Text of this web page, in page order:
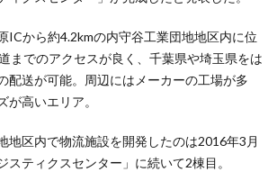
ICから約4.2kmの内守谷工業団地地区内に位
までのアクセスが良く、千葉県や埼玉県をは
配送が可能。周辺にはメーカーの工場が多
が高いエリア。
地区内で物流施設を開発したのは2016年3月
スティクスセンター」に続いて2棟目。